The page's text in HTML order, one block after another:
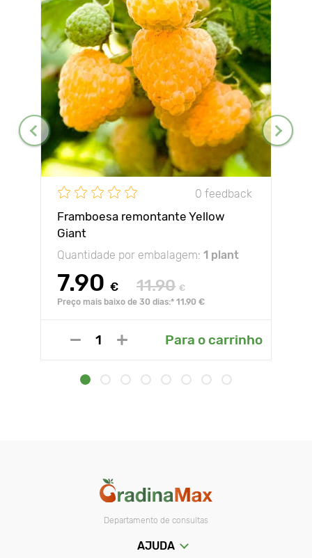
0 feedback
Framboesa remontante Yellow
Giant
Quantidade por embalagem: 1 plant
7.90 € 11.90 €
Preço mais baixo de 30 dias:* 11.90 €
Para o carrinho
Departamento de consultas
AJUDA